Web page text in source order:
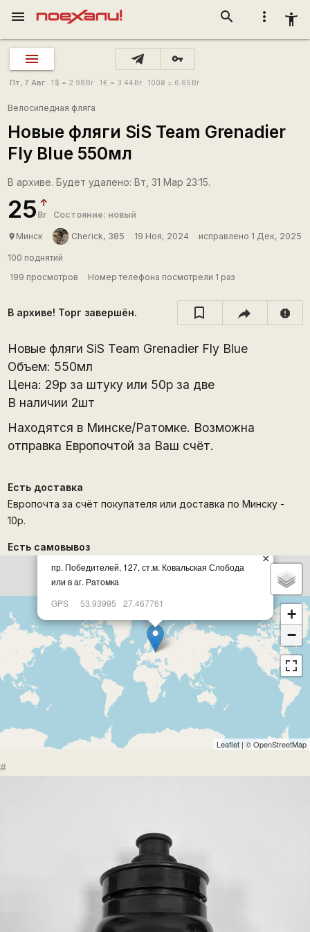
more_vert accessibility_new
search
menu
vpn_key
Пт, 7 Авг 1 $ = 2.98 Br 1€ = 3.44 Br 100₴ = 6.65 Br
Велосипедная фляга
Новые фляги SiS Team Grenadier
Fly Blue 550мл
В архиве. Будет удалено: Вт, 31 Мар 23:15.
25 Br Состояние: новый
place Минск Cherick, 385 19 Ноя, 2024 исправлено 1 Дек, 2025
100 поднятий
199 просмотров
Номер телефона посмотрели 1 раз
В архиве! Торг завершён. report
Новые фляги SiS Team Grenadier Fly Blue
Объем: 550мл
Цена: 29р за штуку или 50р за две
В наличии 2шт
Находятся в Минске/Ратомке. Возможна
отправка Европочтой за Ваш счёт.
Есть доставка
Европочта за счёт покупателя или доставка по Минску -
10р.
Есть самовывоз
пр. Победителей, 127, ст.м. Ковальская Слобода
или в аг. Ратомка
GPS
53.93995 27.467761
×
+
−
Leaflet | ©OpenStreetMap
#